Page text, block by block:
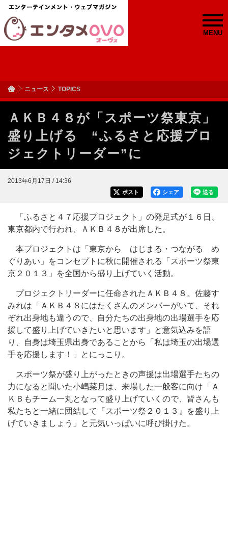
MENU
ニュース TOPICS
ＡＫＢ４８が「スポーツ祭東京」
盛り上げる “ふるさと応援プロ
ジェクトリーダー”に
2013年6月17日 / 14:36
送る
シェア
ポスト
「ふるさと４７応援プロジェクト」の発足式が１６日、
東京都内で行われ、ＡＫＢ４８が出席した。
本プロジェクトは「東京から はじまる・つながる め
ぐりあい」をコンセプトに秋に開催される「スポーツ祭東
京２０１３」を全国から盛り上げていく活動。
プロジェクトリーダーに任命されたＡＫＢ４８。佐藤す
みれは「ＡＫＢ４８にはたくさんのメンバーがいて、それ
ぞれ出身地も違うので、自分たちの出身地の出場選手を応
援して盛り上げていきたいと思います」と意気込みを語
り、自身は埼玉県出身であることから「私は埼玉の出場選
手を応援します！」とにっこり。
スポーツ祭が盛り上がったときの声援は出場選手たちの
力になると聞いた小嶋菜月は、来場した一般客に向け「Ａ
ＫＢもチーム一丸となって盛り上げていくので、皆さんも
私たちと一緒に団結して『スポーツ祭２０１３』を盛り上
げていきましょう」と元気いっぱいに呼び掛けた。